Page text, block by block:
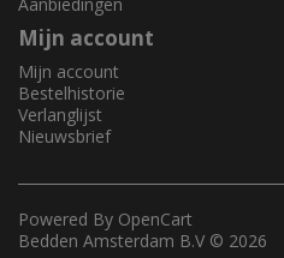
Mijn account
Mijn account
Bestelhistorie
Verlanglijst
Nieuwsbrief
Powered By OpenCart
Bedden Amsterdam B.V © 2026